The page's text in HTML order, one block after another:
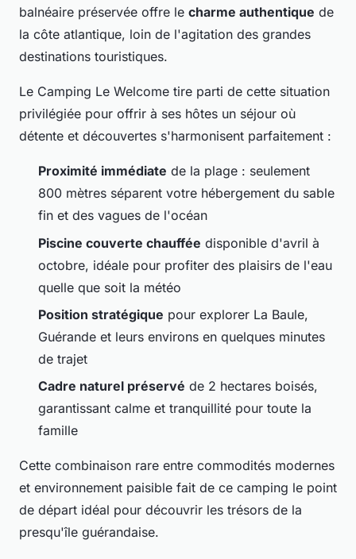
balnéaire préservée offre le charme authentique de
la côte atlantique, loin de l'agitation des grandes
destinations touristiques.
Le Camping Le Welcome tire parti de cette situation
privilégiée pour offrir à ses hôtes un séjour où
détente et découvertes s'harmonisent parfaitement :
Proximité immédiate de la plage : seulement
800 mètres séparent votre hébergement du sable
fin et des vagues de l'océan
Piscine couverte chauffée disponible d'avril à
octobre, idéale pour profiter des plaisirs de l'eau
quelle que soit la météo
Position stratégique pour explorer La Baule,
Guérande et leurs environs en quelques minutes
de trajet
Cadre naturel préservé de 2 hectares boisés,
garantissant calme et tranquillité pour toute la
famille
Cette combinaison rare entre commodités modernes
et environnement paisible fait de ce camping le point
de départ idéal pour découvrir les trésors de la
presqu'île guérandaise.